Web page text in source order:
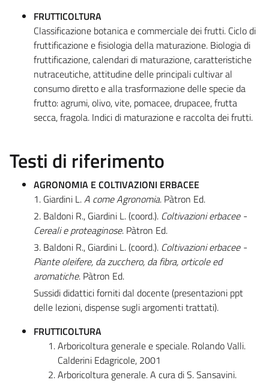
FRUTTICOLTURA
Classificazione botanica e commerciale dei frutti. Ciclo di
fruttificazione e fisiologia della maturazione. Biologia di
fruttificazione, calendari di maturazione, caratteristiche
nutraceutiche, attitudine delle principali cultivar al
consumo diretto e alla trasformazione delle specie da
frutto: agrumi, olivo, vite, pomacee, drupacee, frutta
secca, fragola. Indici di maturazione e raccolta dei frutti.
Testi di riferimento
AGRONOMIA E COLTIVAZIONI ERBACEE
1. Giardini L.A come Agronomia. Pàtron Ed.
2. Baldoni R., Giardini L. (coord.). Coltivazioni erbacee -
Cereali e proteaginose. Pàtron Ed.
3. Baldoni R., Giardini L. (coord.). Coltivazioni erbacee -
Piante oleifere, da zucchero, da fibra, orticole ed
aromatiche. Pàtron Ed.
Sussidi didattici forniti dal docente (presentazioni ppt
delle lezioni, dispense sugli argomenti trattati).
FRUTTICOLTURA
Arboricoltura generale e speciale. Rolando Valli.
Calderini Edagricole, 2001
Arboricoltura generale. A cura di S. Sansavini.